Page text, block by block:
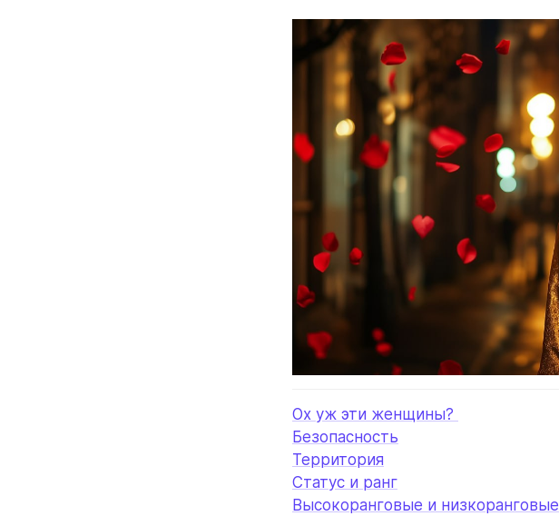
Ох уж эти женщины?
Безопасность
Территория
Статус и ранг
Высокоранговые и низкоранговые